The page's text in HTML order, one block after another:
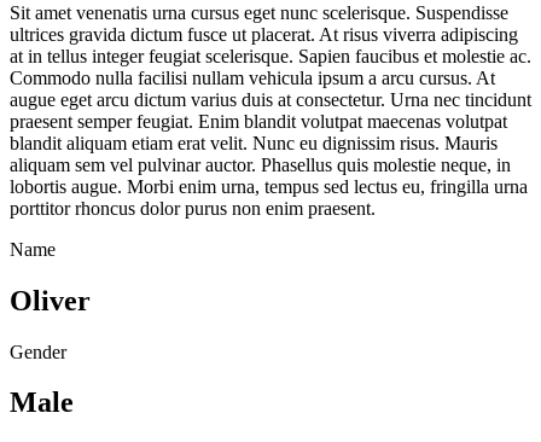
Sit amet venenatis urna cursus eget nunc scelerisque. Suspendisse
ultrices gravida dictum fusce ut placerat. At risus viverra adipiscing
at in tellus integer feugiat scelerisque. Sapien faucibus et molestie ac.
Commodo nulla facilisi nullam vehicula ipsum a arcu cursus. At
augue eget arcu dictum varius duis at consectetur. Urna nec tincidunt
praesent semper feugiat. Enim blandit volutpat maecenas volutpat
blandit aliquam etiam erat velit. Nunc eu dignissim risus. Mauris
aliquam sem vel pulvinar auctor. Phasellus quis molestie neque, in
lobortis augue. Morbi enim urna, tempus sed lectus eu, fringilla urna
porttitor rhoncus dolor purus non enim praesent.
Name
Oliver
Gender
Male